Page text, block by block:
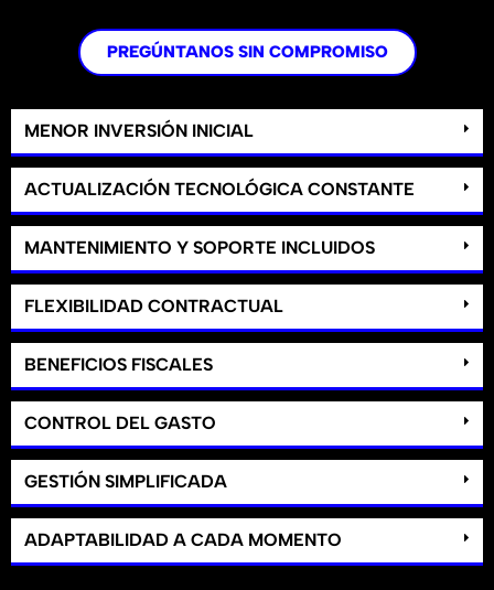
PREGÚNTANOS SIN COMPROMISO
MENOR INVERSIÓN INICIAL
ACTUALIZACIÓN TECNOLÓGICA CONSTANTE
MANTENIMIENTO Y SOPORTE INCLUIDOS
FLEXIBILIDAD CONTRACTUAL
BENEFICIOS FISCALES
CONTROL DEL GASTO
GESTIÓN SIMPLIFICADA
ADAPTABILIDAD A CADA MOMENTO